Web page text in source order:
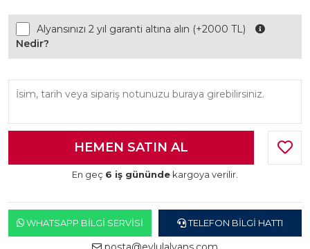
Alyansınızı 2 yıl garanti altına alın (+2000 TL)
Nedir?
En geç 6 iş gününde kargoya verilir.
WHATSAPP BILGI SERVISI TELEFON BILGI HATTI